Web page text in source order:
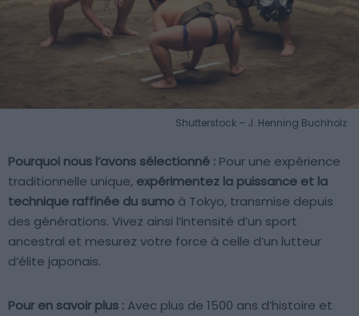
Shutterstock – J. Henning Buchholz
Pourquoi nous l’avons sélectionné : Pour une expérience
traditionnelle unique, expérimentez la puissance et la
technique raffinée du sumo à Tokyo, transmise depuis
des générations. Vivez ainsi l’intensité d’un sport
ancestral et mesurez votre force à celle d’un lutteur
d’élite japonais.
Pour en savoir plus : Avec plus de 1500 ans d’histoire et